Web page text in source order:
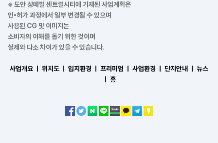
※ 도안 상떼빌 센트럴시티에 기재된 사업계획은
인•허가 과정에서 일부 변경될 수 있으며
사용된 CG 및 이미지는
소비자의 이해를 돕기 위한 것이며
실제와 다소 차이가 있을 수 있습니다.
사업개요 ㅣ 위치도 ㅣ 입지환경 ㅣ 프리미엄 ㅣ 사업환경 ㅣ 단지안내 ㅣ
뉴스
홈